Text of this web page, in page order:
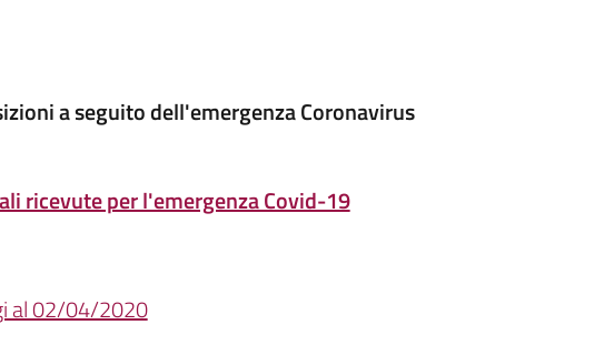
a seguito dell'emergenza Coronavirus
ricevute per l'emergenza Covid-19
al 02/04/2020